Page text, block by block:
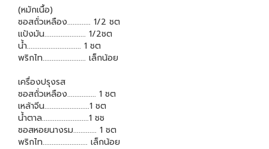
(หมักเนื้อ)
ซอสถั่วเหลือง............. 1/2 ชต
แป้งมัน....................... 1/2ชต
น้ำ.............................. 1 ชต
พริกไท........................ เล็กน้อย
เครื่องปรุงรส
ซอสถั่วเหลือง................ 1 ชต
เหล้าจีน.........................1 ชต
น้ำตาล..........................1 ชช
ซอสหอยนางรม............. 1 ชต
พริกไท......................... เล็กน้อย